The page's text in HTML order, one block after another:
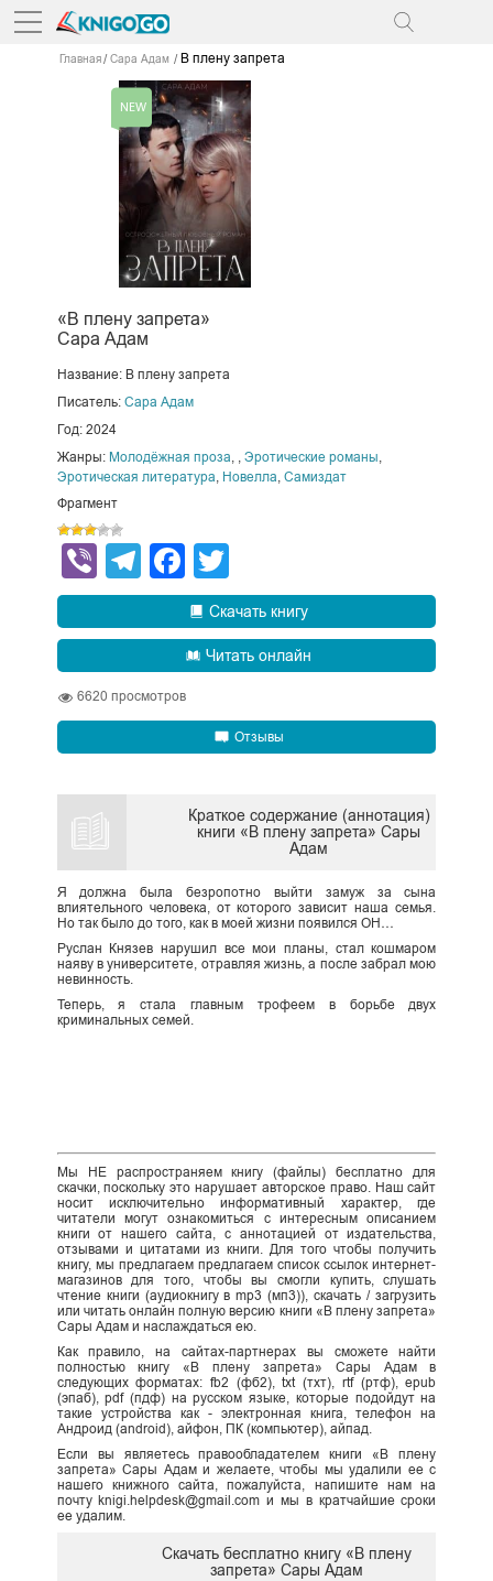
Главная Сара Адам В плену запрета
«В плену запрета»
Сара Адам
Название: В плену запрета
Писатель: Сара Адам
Год: 2024
Жанры: Молодёжная проза Эротические романы
Эротическая литература Новелла Самиздат
Фрагмент
ViberTelegram
Facebook
Скачать книгу
Читать онлайн
6620 просмотров
Отзывы
Краткое содержание (аннотация)
книги «В плену запрета» Сары
Адам
Я должна была безропотно выйти замуж за сына
влиятельного человека, от которого зависит наша семья.
Но так было до того, как в моей жизни появился ОН…
Руслан Князев нарушил все мои планы, стал кошмаром
наяву в университете, отравляя жизнь, а после забрал мою
невинность.
Теперь, я стала главным трофеем в борьбе двух
криминальных семей.
Мы НЕ распространяем книгу (файлы) бесплатно для
скачки, поскольку это нарушает авторское право. Наш сайт
носит исключительно информативный характер, где
читатели могут ознакомиться с интересным описанием
книги от нашего сайта, с аннотацией от издательства,
отзывами и цитатами из книги. Для того чтобы получить
книгу, мы предлагаем предлагаем список ссылок интернет-
магазинов для того, чтобы вы смогли купить, слушать
чтение книги (аудиокнигу в mp3 (мп3)), скачать / загрузить
или читать онлайн полную версию книги «В плену запрета»
Сары Адам и наслаждаться ею.
Как правило, на сайтах-партнерах вы сможете найти
полностью книгу «В плену запрета» Сары Адам в
следующих форматах: fb2 (фб2), txt (тхт), rtf (ртф), epub
(эпаб), pdf (пдф) на русском языке, которые подойдут на
такие устройства как - электронная книга, телефон на
Андроид (android), айфон, ПК (компьютер), айпад.
Если вы являетесь правообладателем книги «В плену
запрета» Сары Адам и желаете, чтобы мы удалили ее с
нашего книжного сайта, пожалуйста, напишите нам на
почту knigi.helpdesk@gmail.com и мы в кратчайшие сроки
ее удалим.
Скачать бесплатно книгу «В плену
запрета» Сары Адам